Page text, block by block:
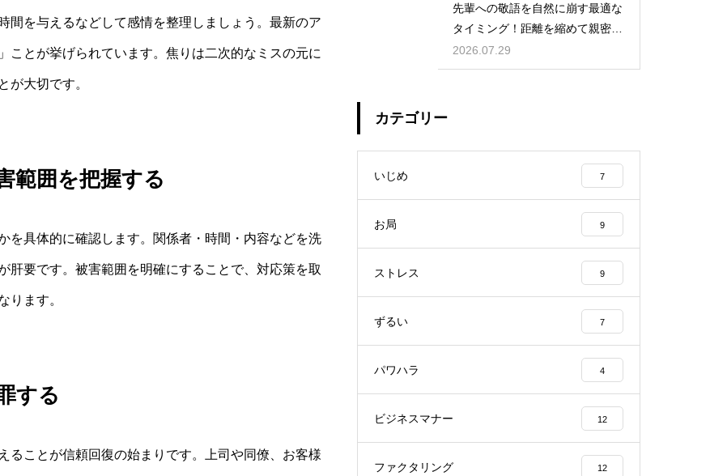
間を与えるなどして感情を整理しましょう。最新のア
ことが挙げられています。焦りは二次的なミスの元に
が大切です。
範囲を把握する
を具体的に確認します。関係者・時間・内容などを洗
肝要です。被害範囲を明確にすることで、対応策を取
ります。
する
ることが信頼回復の始まりです。上司や同僚、お客様
先輩への敬語を自然に崩す最適な
タイミング！距離を縮めて親密な
関係を築くためのステップ
2026.07.29
カテゴリー
いじめ 7
お局 9
ストレス 9
ずるい 7
パワハラ 4
ビジネスマナー 12
ファクタリング 12